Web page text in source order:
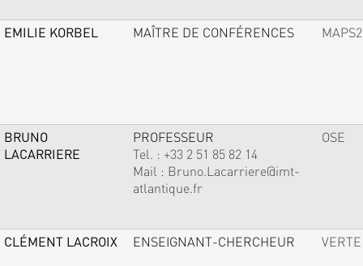
EMILIE KORBEL MAÎTRE DE CONFÉRENCES MAPS2
BRUNO
LACARRIERE
PROFESSEUR
Tel. : +33 2 51 85 82 14
Mail : Bruno.Lacarriere@imt-
atlantique.fr
OSE
CLÉMENT LACROIX ENSEIGNANT-CHERCHEUR VERTE